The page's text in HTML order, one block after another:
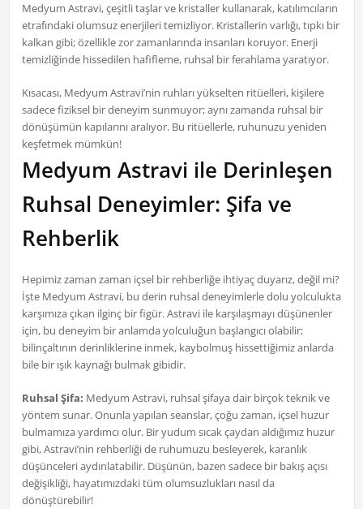
Medyum Astravi, çeşitli taşlar ve kristaller kullanarak, katılımcıların
etrafındaki olumsuz enerjileri temizliyor. Kristallerin varlığı, tıpkı bir
kalkan gibi; özellikle zor zamanlarında insanları koruyor. Enerji
temizliğinde hissedilen hafifleme, ruhsal bir ferahlama yaratıyor.
Kısacası, Medyum Astravi’nin ruhları yükselten ritüelleri, kişilere
sadece fiziksel bir deneyim sunmuyor; aynı zamanda ruhsal bir
dönüşümün kapılarını aralıyor. Bu ritüellerle, ruhunuzu yeniden
keşfetmek mümkün!
Medyum Astravi ile Derinleşen
Ruhsal Deneyimler: Şifa ve
Rehberlik
Hepimiz zaman zaman içsel bir rehberliğe ihtiyaç duyarız, değil mi?
İşte Medyum Astravi, bu derin ruhsal deneyimlerle dolu yolculukta
karşımıza çıkan ilginç bir figür. Astravi ile karşılaşmayı düşünenler
için, bu deneyim bir anlamda yolculuğun başlangıcı olabilir;
bilinçaltının derinliklerine inmek, kaybolmuş hissettiğimiz anlarda
bile bir ışık kaynağı bulmak gibidir.
Ruhsal Şifa: Medyum Astravi, ruhsal şifaya dair birçok teknik ve
yöntem sunar. Onunla yapılan seanslar, çoğu zaman, içsel huzur
bulmamıza yardımcı olur. Bir yudum sıcak çaydan aldığımız huzur
gibi, Astravi’nin rehberliği de ruhumuzu besleyerek, karanlık
düşünceleri aydınlatabilir. Düşünün, bazen sadece bir bakış açısı
değişikliği, hayatımızdaki tüm olumsuzlukları nasıl da
dönüştürebilir!